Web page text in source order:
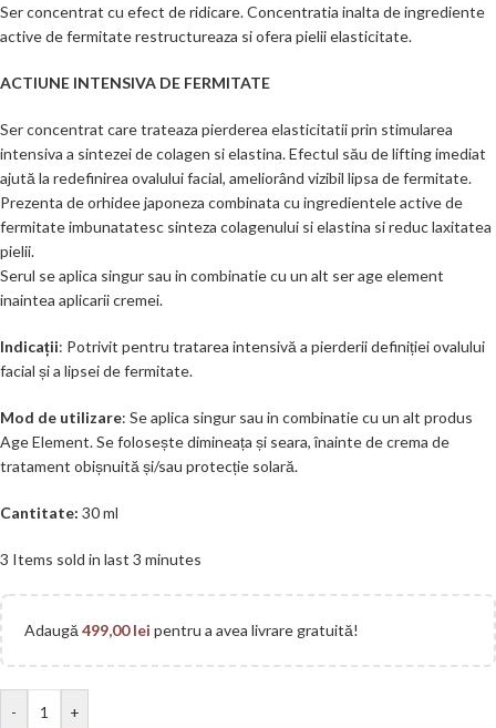
Ser concentrat cu efect de ridicare. Concentratia inalta de ingrediente
active de fermitate restructureaza si ofera pielii elasticitate.
ACTIUNE INTENSIVA DE FERMITATE
Ser concentrat care trateaza pierderea elasticitatii prin stimularea
intensiva a sintezei de colagen si elastina. Efectul său de lifting imediat
ajută la redefinirea ovalului facial, ameliorând vizibil lipsa de fermitate.
Prezenta de orhidee japoneza combinata cu ingredientele active de
fermitate imbunatatesc sinteza colagenului si elastina si reduc laxitatea
pielii.
Serul se aplica singur sau in combinatie cu un alt ser age element
inaintea aplicarii cremei.
Indicații: Potrivit pentru tratarea intensivă a pierderii definiției ovalului
facial și a lipsei de fermitate.
Mod de utilizare: Se aplica singur sau in combinatie cu un alt produs
Age Element. Se folosește dimineața și seara, înainte de crema de
tratament obișnuită și/sau protecție solară.
Cantitate: 30 ml
3 Items sold in last 3 minutes
Adaugă 499,00lei pentru a avea livrare gratuită!
- +